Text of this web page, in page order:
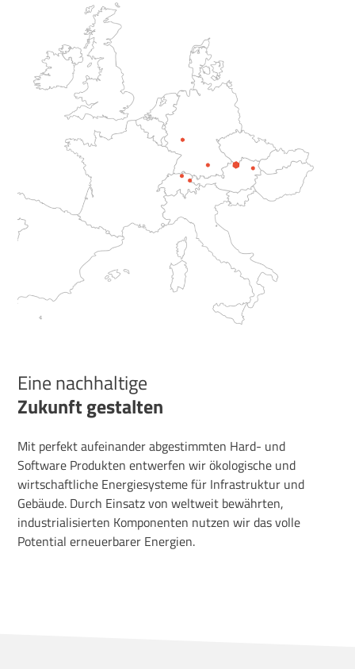
Eine nachhaltige
Zukunft gestalten
Mit perfekt aufeinander abgestimmten Hard- und
Software Produkten entwerfen wir ökologische und
wirtschaftliche Energiesysteme für Infrastruktur und
Gebäude. Durch Einsatz vonweltweit bewährten,
industrialisierten Komponenten nutzen wir das volle
Potential erneuerbarer Energien.